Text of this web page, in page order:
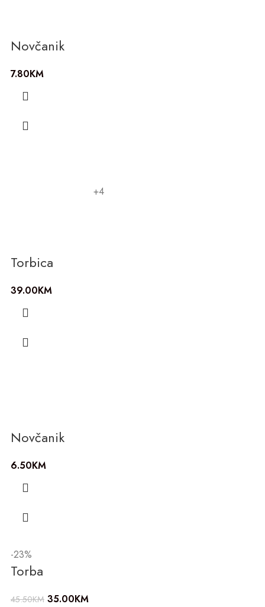
Novčanik
7.80KM
+4
Torbica
39.00KM
Novčanik
6.50KM
-23%
Torba
45.50KM 35.00KM